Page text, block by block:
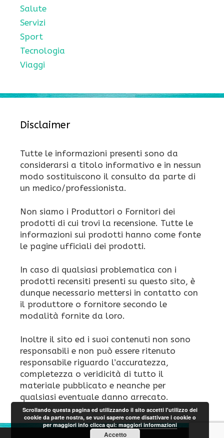
Salute
Servizi
Sport
Tecnologia
Viaggi
Disclaimer
Tutte le informazioni presenti sono da
considerarsi a titolo informativo e in nessun
modo sostituiscono il consulto da parte di
un medico/professionista.
Non siamo i Produttori o Fornitori dei
prodotti di cui trovi la recensione. Tutte le
informazioni sui prodotti hanno come fonte
le pagine ufficiali dei prodotti.
In caso di qualsiasi problematica con i
prodotti recensiti presenti su questo sito, è
dunque necessario mettersi in contatto con
il produttore o fornitore secondo le
modalità fornite da loro.
Inoltre il sito ed i suoi contenuti non sono
responsabili e non può essere ritenuto
responsabile riguardo l’accuratezza,
completezza o veridicità di tutto il
materiale pubblicato e neanche per
qualsiasi eventuale danno arrecato.
Scrollando questa pagina ed utilizzando il sito accetti l'utilizzo dei
cookie da parte nostra, se vuoi sapere come disattivare i cookie o
per maggiori info clicca qui:maggiori informazioni
Accetto